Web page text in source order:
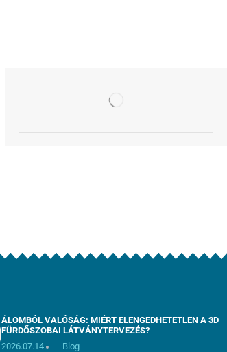
ÁLOMBÓL VALÓSÁG: MIÉRT ELENGEDHETETLEN A 3D
FÜRDŐSZOBAI LÁTVÁNYTERVEZÉS?
2026.07.14.
Blog